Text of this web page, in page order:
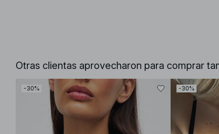
Otras clientas aprovecharon para comprar
-30% -30%